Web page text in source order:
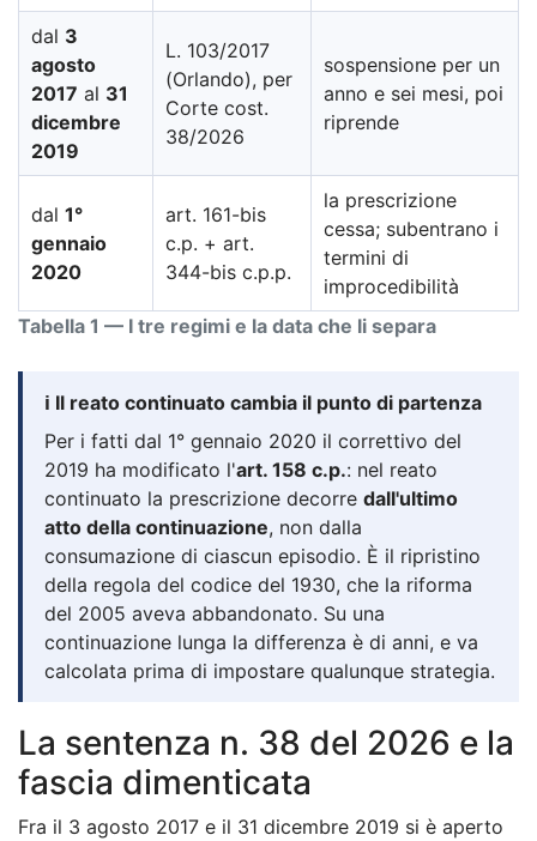
Tabella 1 — I tre regimi e la data che li separa
dal 3
agosto
2017 al 31
dicembre
2019
L. 103/2017
(Orlando), per
Corte cost.
38/2026
sospensione per un
anno e sei mesi, poi
riprende
dal 1°
gennaio
2020
art. 161-bis
c.p. + art.
344-bis c.p.p.
la prescrizione
cessa; subentrano i
termini di
improcedibilità
ℹ️ Il reato continuato cambia il punto di partenza
Per i fatti dal 1° gennaio 2020 il correttivo del
2019 ha modificato l'art. 158 c.p.: nel reato
continuato la prescrizione decorre dall'ultimo
atto della continuazione, non dalla
consumazione di ciascun episodio. È il ripristino
della regola del codice del 1930, che la riforma
del 2005 aveva abbandonato. Su una
continuazione lunga la differenza è di anni, e va
calcolata prima di impostare qualunque strategia.
La sentenza n. 38 del 2026 e la
fascia dimenticata
Fra il 3 agosto 2017 e il 31 dicembre 2019 si è aperto